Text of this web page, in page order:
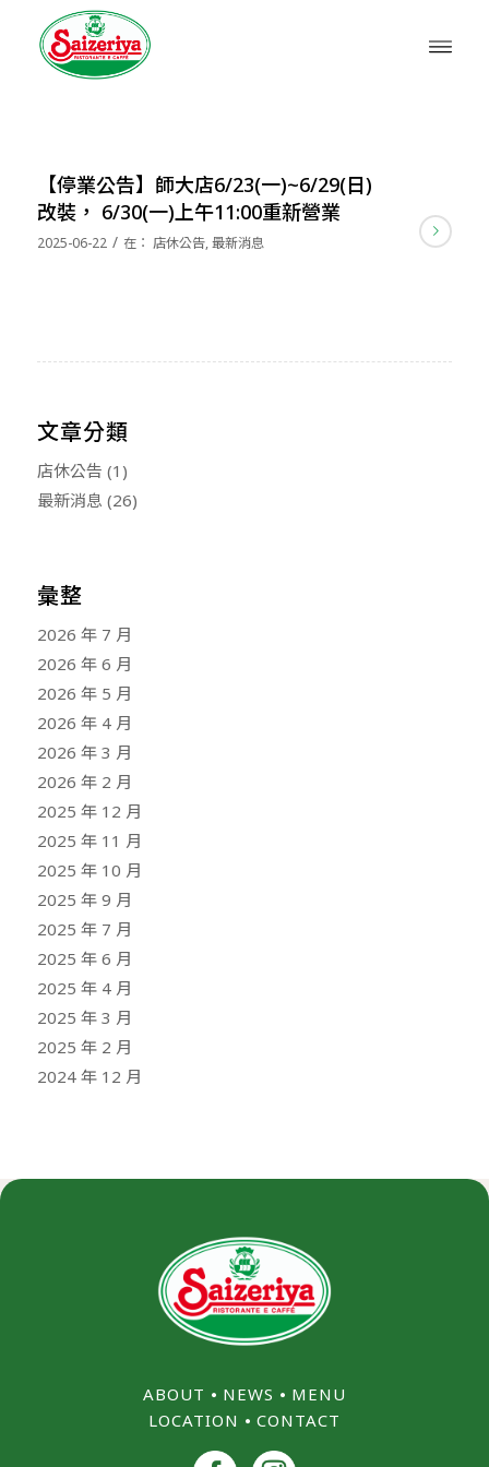
【停業公告】師大店6/23(一)~6/29(日)
改裝， 6/30(一)上午11:00重新營業
2025-06-22 / 在： 店休公告,最新消息
文章分類
店休公告 (1)
最新消息 (26)
彙整
2026 年 7 月
2026 年 6 月
2026 年 5 月
2026 年 4 月
2026 年 3 月
2026 年 2 月
2025 年 12 月
2025 年 11 月
2025 年 10 月
2025 年 9 月
2025 年 7 月
2025 年 6 月
2025 年 4 月
2025 年 3 月
2025 年 2 月
2024 年 12 月
ABOUT ⦁ NEWS ⦁ MENU
LOCATION ⦁ CONTACT